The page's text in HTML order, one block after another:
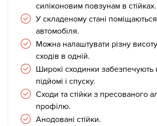
силіконовим повзунам в стійках.
У складеному стані
автомобіля.
Можна налаштувати різну
сходів в одній.
Широкі сходинки
підйомі і спуску.
Сходи та стійки з пресованого
профілю.
Анодовані стійки.